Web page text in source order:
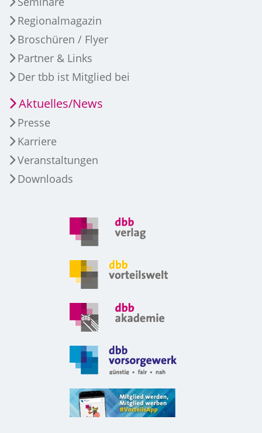
Regionalmagazin
Broschüren / Flyer
Partner & Links
Der tbb ist Mitglied bei
Aktuelles/News
Presse
Karriere
Veranstaltungen
Downloads